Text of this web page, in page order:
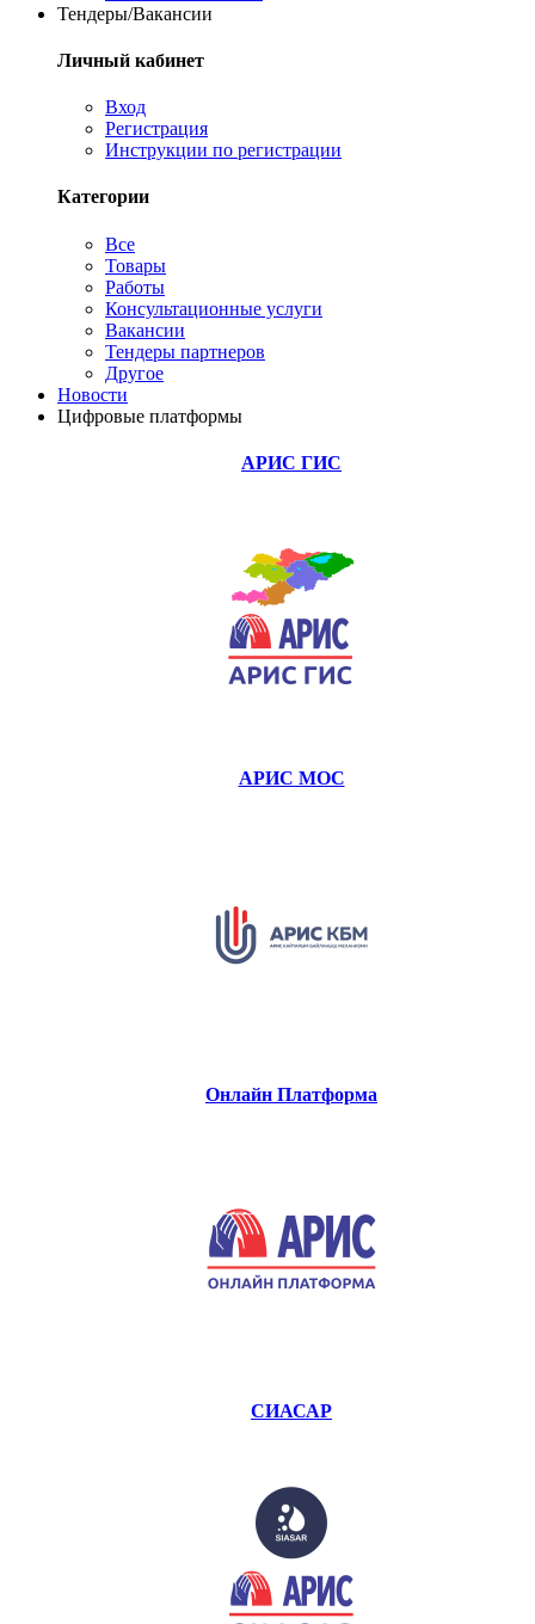
Тендеры/Вакансии
Личный кабинет
Вход
Регистрация
Инструкции по регистрации
Категории
Все
Товары
Работы
Консультационные услуги
Вакансии
Тендеры партнеров
Другое
Новости
Цифровые платформы
АРИС ГИС
АРИС МОС
Онлайн Платформа
СИАСАР